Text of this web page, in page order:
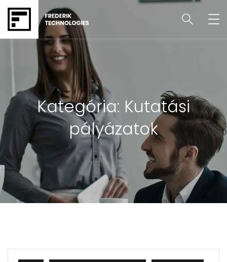
Kategória: Kutatási
pályázatok